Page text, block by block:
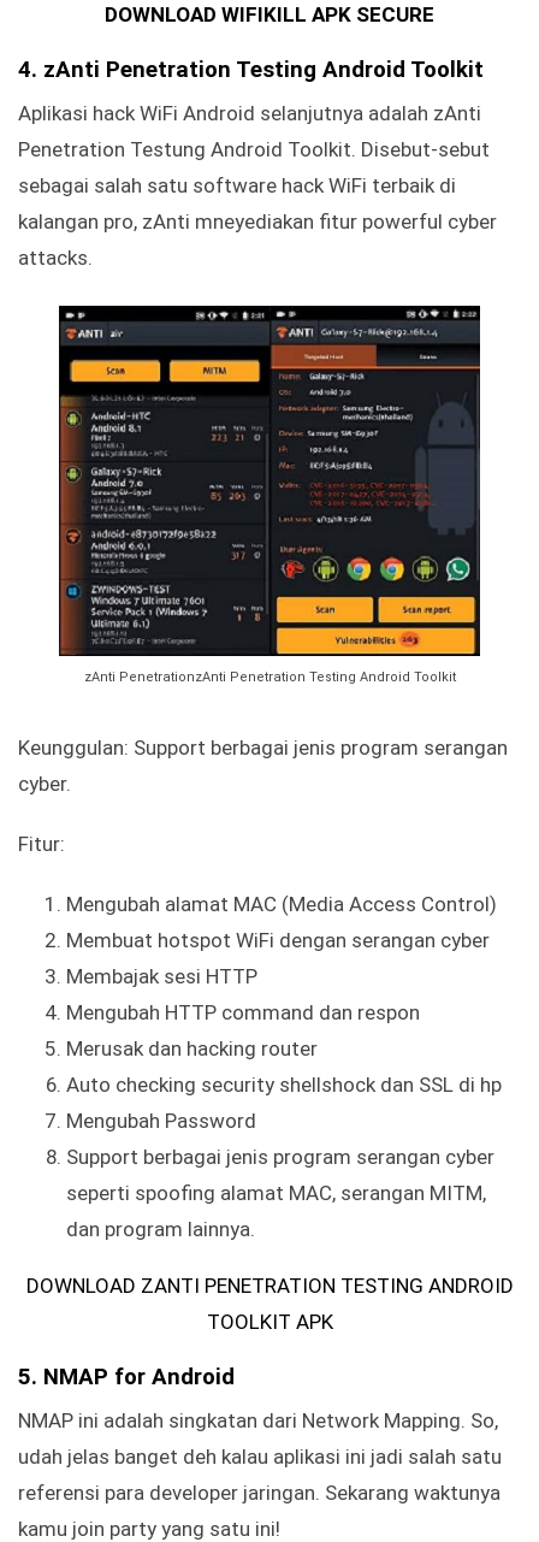
DOWNLOAD WIFIKILL APK SECURE
4. zAnti Penetration Testing Android Toolkit
Aplikasi hack WiFi Android selanjutnya adalah zAnti
Penetration Testung Android Toolkit. Disebut-sebut
sebagai salah satu software hack WiFi terbaik di
kalangan pro, zAnti mneyediakan fitur powerful cyber
attacks.
zAnti PenetrationzAnti Penetration Testing Android Toolkit
Keunggulan: Support berbagai jenis program serangan
cyber.
Fitur:
Mengubah alamat MAC (Media Access Control)
Membuat hotspot WiFi dengan serangan cyber
Membajak sesi HTTP
Mengubah HTTP command dan respon
Merusak dan hacking router
Auto checking security shellshock dan SSL di hp
Mengubah Password
Support berbagai jenis program serangan cyber
seperti spoofing alamat MAC, serangan MITM,
dan program lainnya.
DOWNLOAD ZANTI PENETRATION TESTING ANDROID
TOOLKIT APK
5. NMAP for Android
NMAP ini adalah singkatan dari Network Mapping. So,
udah jelas banget deh kalau aplikasi ini jadi salah satu
referensi para developer jaringan. Sekarang waktunya
kamu join party yang satu ini!